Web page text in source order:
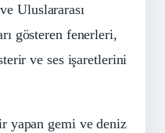
Uluslararası
gösteren fenerleri,
ve ses işaretlerini
yapan gemi ve deniz